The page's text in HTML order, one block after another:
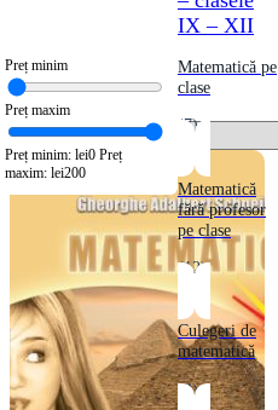
Preț minim
Preț maxim
Preț minim: lei0 Preț
maxim: lei200
IX – XII
Matematică pe
clase
(7)
Matematică
fără profesor
pe clase
(12)
Culegeri de
matematică
(4)